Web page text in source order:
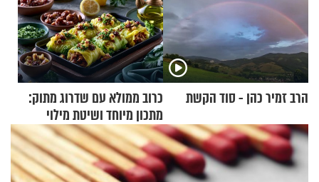
הרב זמיר כהן - סוד הקשת
כרוב ממולא עם שדרוג מתוק:
מתכון מיוחד ושיטת מילוי
שאתם חייבים לנסות